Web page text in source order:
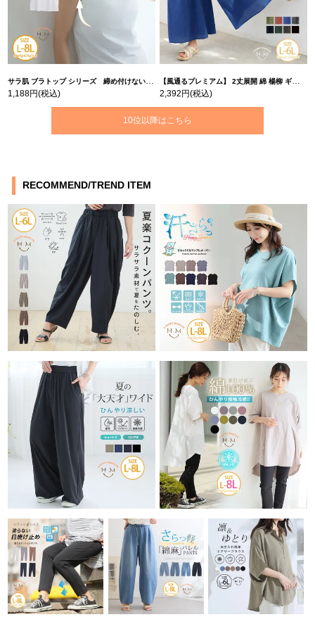
サラ肌 ブラトップ シリーズ 締め付けない リブ タンクトップ | 大きいサイズの通販ならハッピーマリリン
1,188円(税込)
【風通るプレミアム】 2丈展開 綿 楊柳 ギャザー フレア スカンツ 【ウェストゴム】 | 大きいサイズの通販ならハッピーマリリン
2,392円(税込)
10位以降はこちら
RECOMMEND/TREND ITEM